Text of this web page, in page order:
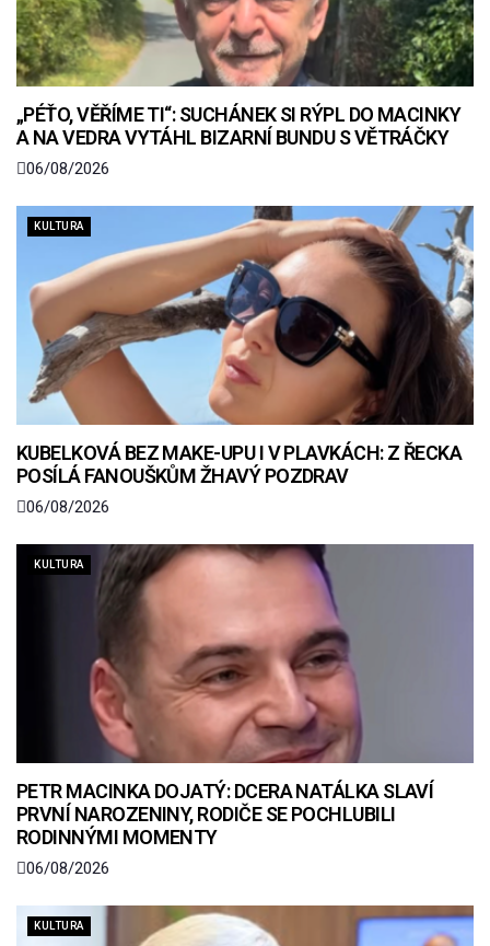
„PÉŤO, VĚŘÍME TI“: SUCHÁNEK SI RÝPL DO MACINKY
A NA VEDRA VYTÁHL BIZARNÍ BUNDU S VĚTRÁČKY
06/08/2026
KULTURA
KUBELKOVÁ BEZ MAKE-UPU I V PLAVKÁCH: Z ŘECKA
POSÍLÁ FANOUŠKŮM ŽHAVÝ POZDRAV
06/08/2026
KULTURA
PETR MACINKA DOJATÝ: DCERA NATÁLKA SLAVÍ
PRVNÍ NAROZENINY, RODIČE SE POCHLUBILI
RODINNÝMI MOMENTY
06/08/2026
KULTURA